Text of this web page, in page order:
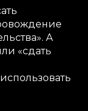
А
«сдать